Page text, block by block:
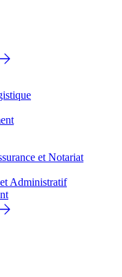
et Notariat
Administratif